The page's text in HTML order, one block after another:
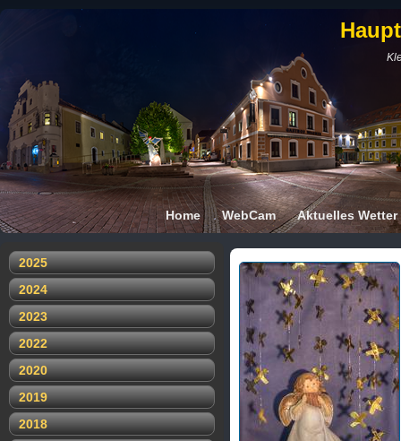
Home WebCam Aktuelles Wetter
2025
2024
2023
2022
2020
2019
2018